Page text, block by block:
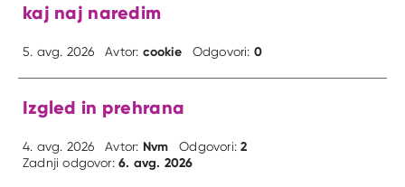
kaj naj naredim
5. avg. 2026 Avtor: cookie Odgovori: 0
Izgled in prehrana
4. avg. 2026 Avtor: Nvm Odgovori:2
Zadnji odgovor:6. avg. 2026